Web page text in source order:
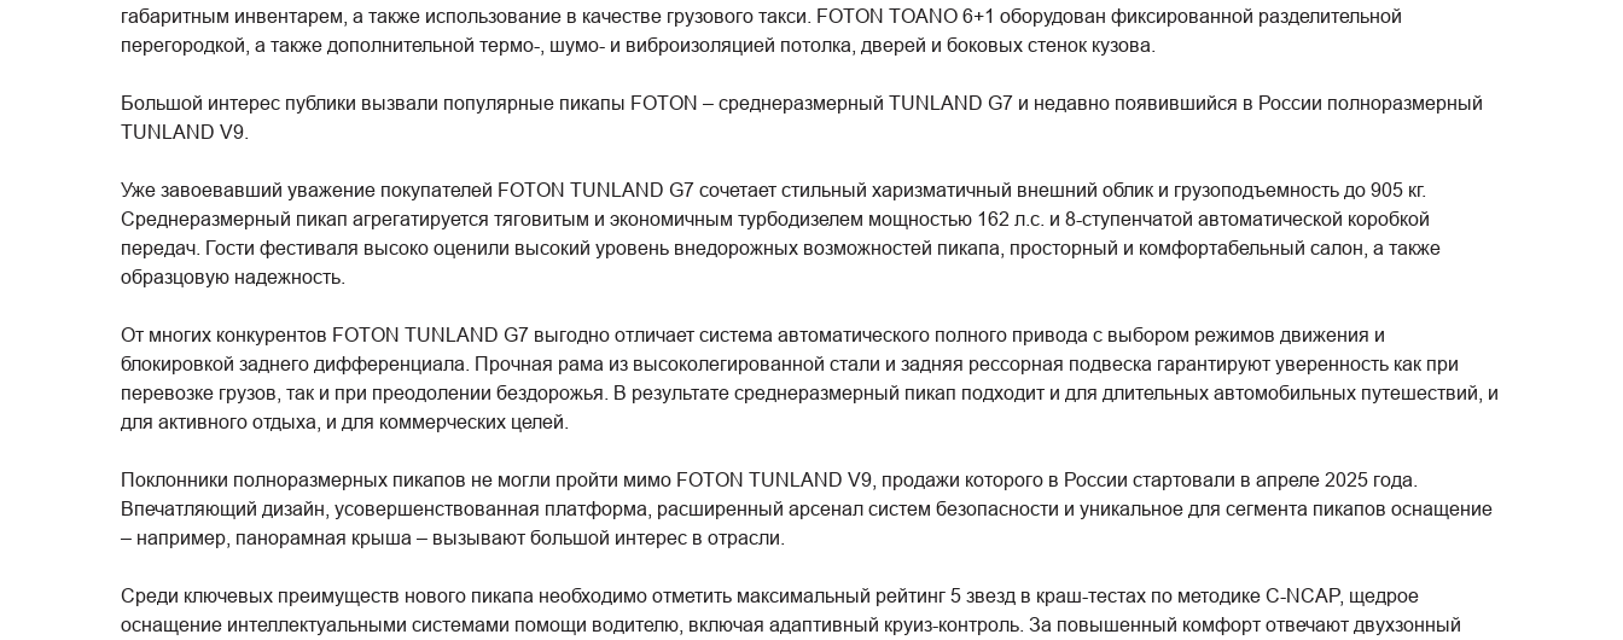
габаритным инвентарем, а также использование в качестве грузового такси. FOTON TOANO 6+1 оборудован фиксированной разделительной
перегородкой, а также дополнительной термо-, шумо- и виброизоляцией потолка, дверей и боковых стенок кузова.
Большой интерес публики вызвали популярные пикапы FOTON – среднеразмерный TUNLAND G7 и недавно появившийся в России полноразмерный
TUNLAND V9.
Уже завоевавший уважение покупателей FOTON TUNLAND G7 сочетает стильный харизматичный внешний облик и грузоподъемность до 905 кг.
Среднеразмерный пикап агрегатируется тяговитым и экономичным турбодизелем мощностью 162 л.с. и 8-ступенчатой автоматической коробкой
передач. Гости фестиваля высоко оценили высокий уровень внедорожных возможностей пикапа, просторный и комфортабельный салон, а также
образцовую надежность.
От многих конкурентов FOTON TUNLAND G7 выгодно отличает система автоматического полного привода с выбором режимов движения и
блокировкой заднего дифференциала. Прочная рама из высоколегированной стали и задняя рессорная подвеска гарантируют уверенность как при
перевозке грузов, так и при преодолении бездорожья. В результате среднеразмерный пикап подходит и для длительных автомобильных путешествий, и
для активного отдыха, и для коммерческих целей.
Поклонники полноразмерных пикапов не могли пройти мимо FOTON TUNLAND V9, продажи которого в России стартовали в апреле 2025 года.
Впечатляющий дизайн, усовершенствованная платформа, расширенный арсенал систем безопасности и уникальное для сегмента пикапов оснащение
– например, панорамная крыша – вызывают большой интерес в отрасли.
Среди ключевых преимуществ нового пикапа необходимо отметить максимальный рейтинг 5 звезд в краш-тестах по методике C-NCAP, щедрое
оснащение интеллектуальными системами помощи водителю, включая адаптивный круиз-контроль. За повышенный комфорт отвечают двухзонный